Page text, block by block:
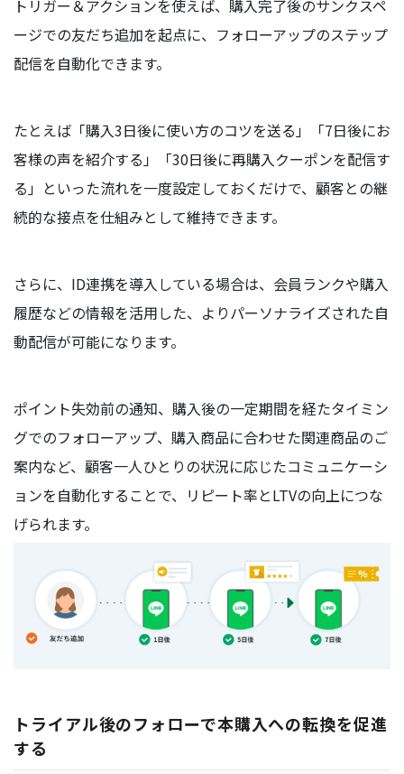
トリガー＆アクションを使えば、購入完了後のサンクスペ
ージでの友だち追加を起点に、フォローアップのステップ
配信を自動化できます。
たとえば「購入3日後に使い方のコツを送る」「7日後にお
客様の声を紹介する」「30日後に再購入クーポンを配信す
る」といった流れを一度設定しておくだけで、顧客との継
続的な接点を仕組みとして維持できます。
さらに、ID連携を導入している場合は、会員ランクや購入
履歴などの情報を活用した、よりパーソナライズされた自
動配信が可能になります。
ポイント失効前の通知、購入後の一定期間を経たタイミン
グでのフォローアップ、購入商品に合わせた関連商品のご
案内など、顧客一人ひとりの状況に応じたコミュニケーシ
ョンを自動化することで、リピート率とLTVの向上につな
げられます。
トライアル後のフォローで本購入への転換を促進
する